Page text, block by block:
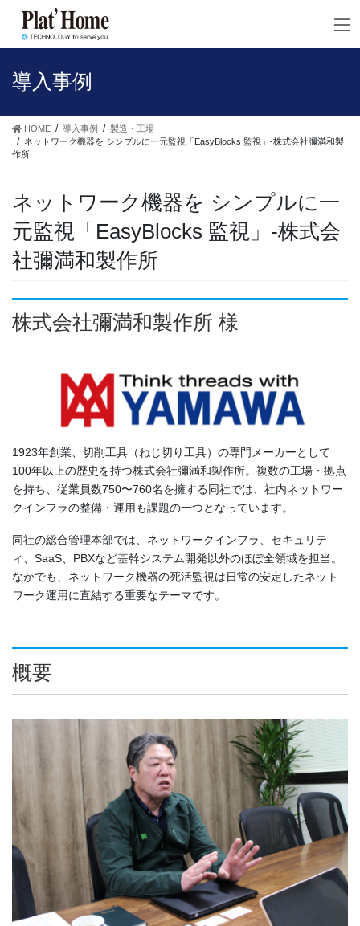
導入事例
HOME 導入事例
製造・工場
ネットワーク機器を シンプルに一元監視「EasyBlocks 監視」-株式会社彌満和製
作所
ネットワーク機器を シンプルに一
元監視「EasyBlocks 監視」-株式会
社彌満和製作所
株式会社彌満和製作所 様
1923年創業、切削工具（ねじ切り工具）の専門メーカーとして
100年以上の歴史を持つ株式会社彌満和製作所。複数の工場・拠点
を持ち、従業員数750〜760名を擁する同社では、社内ネットワー
クインフラの整備・運用も課題の一つとなっています。
同社の総合管理本部では、ネットワークインフラ、セキュリテ
ィ、SaaS、PBXなど基幹システム開発以外のほぼ全領域を担当。
なかでも、ネットワーク機器の死活監視は日常の安定したネット
ワーク運用に直結する重要なテーマです。
概要